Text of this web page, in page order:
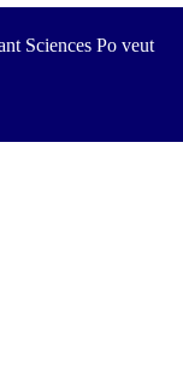
Sciences Po veut